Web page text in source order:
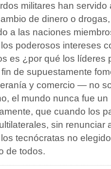
militares han
de dinero o
a las naciones
poderosos intereses
es ¿por qué los líderes
de supuestamente
y comercio — no
el mundo nunca fue
que cuando los
sin renunciar
tecnócratas no
de todos.